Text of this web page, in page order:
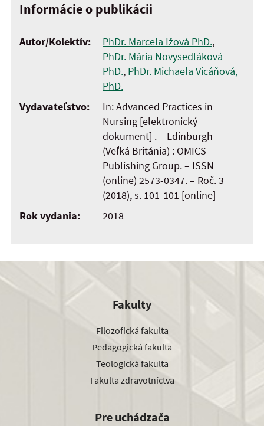
Informácie o publikácii
Autor/Kolektív: PhDr. Marcela Ižová PhD.,
PhDr. Mária Novysedláková
PhD., PhDr. Michaela Vicáňová,
PhD.
Vydavateľstvo:
In: Advanced Practices in
Nursing [elektronický
dokument] . – Edinburgh
(Veľká Británia) : OMICS
Publishing Group. – ISSN
(online) 2573-0347. – Roč. 3
(2018), s. 101-101 [online]
Rok vydania:
2018
Fakulty
Filozofická fakulta
Pedagogická fakulta
Teologická fakulta
Fakulta zdravotníctva
Pre uchádzača